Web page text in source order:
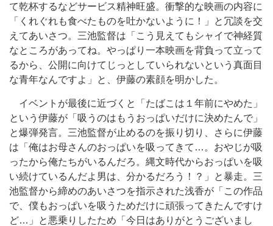
て乾杯するなどサービス精神旺盛。衝撃的な映画の内容に
「くれぐれも食べたものを吐かないように！」と冗談を交
えてあいさつ。三池監督は「こう見えてもシャイで神経質
なところがあってね。やっぱり一本映画を背負って立って
るから、公開に向けてじっとしていられないという真面目
な青年なんですよ」と、伊藤の素顔を明かした。
イベントが最後に近づくと「たばこは１年前にやめた」
という伊藤が「吸うのはもうおっぱいだけに決めたんで」
と爆弾発言。三池監督が止めるのを振り切り、さらに伊藤
は「俺はお母さんのおっぱいを吸ってきて…。おやじが吸
ったから俺たちがいるんだろ。縄文時代からおっぱいを吸
い続けているんだよ男は、分かるだろう！？」と暴走。三
池監督から締めのあいさつを指示された浅香が「この作品
で、僕もおっぱいを吸うためだけに頑張ってきたんですけ
ど…」と悪乗りしたため「今日はありがとうございまし